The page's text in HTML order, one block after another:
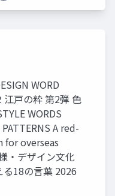
WORD
江戸の粋 第2弾 色
WORDS
A red-
overseas
・デザイン文化
18の言葉 2026